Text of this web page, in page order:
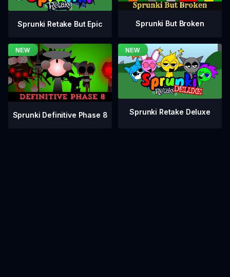
Sprunki Retake But Epic Sprunki But Broken
Sprunki Definitive Phase 8 Sprunki Retake Deluxe